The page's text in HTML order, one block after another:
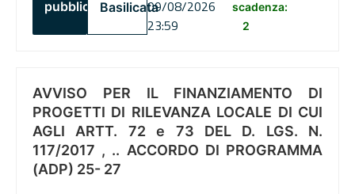
pubblico Basilicata09/08/2026
23:59
scadenza:
2
AVVISO PER IL FINANZIAMENTO DI
PROGETTI DI RILEVANZA LOCALE DI CUI
AGLI ARTT. 72 e 73 DEL D. LGS. N.
117/2017 , .. ACCORDO DI PROGRAMMA
(ADP) 25- 27